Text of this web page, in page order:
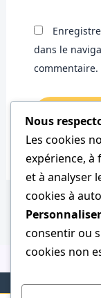
dans le
commentaire.
Nous
Les cookies
expérience,
et à analyser
cookies à
Personnaliser
consentir ou
cookies non